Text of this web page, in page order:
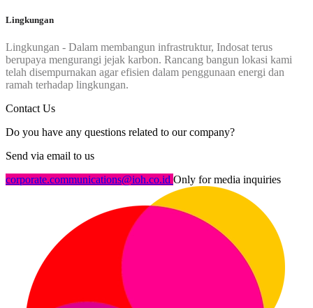
Lingkungan
Lingkungan - Dalam membangun infrastruktur, Indosat terus
berupaya mengurangi jejak karbon. Rancang bangun lokasi kami
telah disempurnakan agar efisien dalam penggunaan energi dan
ramah terhadap lingkungan.
Contact Us
Do you have any questions related to our company?
Send via email to us
corporate.communications@ioh.co.id Only for media inquiries